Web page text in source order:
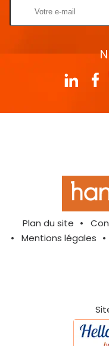
Plan du site
Mentions légales